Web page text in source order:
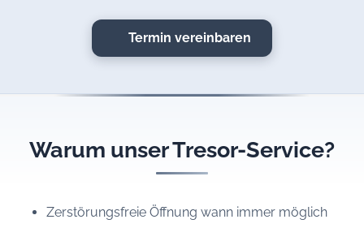
Termin vereinbaren
Warum unser Tresor-Service?
Zerstörungsfreie Öffnung wann immer möglich